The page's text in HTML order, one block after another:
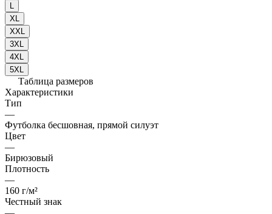
L
XL
XXL
3XL
4XL
5XL
Таблица размеров
Характеристики
Тип
—
Футболка бесшовная, прямой силуэт
Цвет
—
Бирюзовый
Плотность
—
160 г/м²
Честный знак